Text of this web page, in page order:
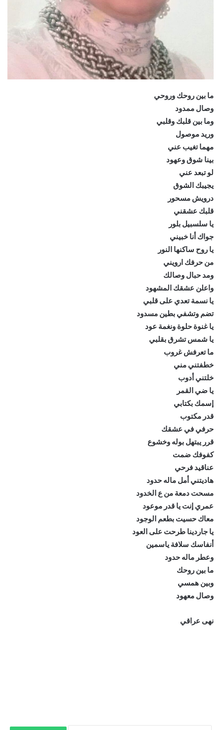
ما بين روحك وروحي
وصال ممدود
وما بين قلبك وقلبي
وريد موصول
مهما تغيب عني
بينا شوق وعهود
لو تبعد عني
يجيبك الشوق
درويش مسحور
قلبك عشقني
يا سلسبيل بلور
جواك أنا خبيني
يا روح ساكنها النور
من حرفك ارويني
ومد حبال وصالك
واعلن عشقك المشهود
يا نسمة تعدي على قلبي
تضم وتشفي بطين مسدود
يا غنوة حلوة ونغمة عود
يا شمس تشرق بقلبي
ما تعرفش غروب
خطفتني مني
خلتني أدوب
يا ضي القمر
إسمك بكتابي
قدر مكتوب
حرفي في عشقك
قرر يبتهل بوله وخشوع
كفوفك ضمت
عناقيد فرحي
هاديتني أمل ماله حدود
مسحت دمعة من ع الخدود
عمري إنت يا قدر موعود
معاك حسيت بطعم الوجود
يا جاردينا طرحت على العود
أنفاسك سلافة ياسمين
وعطر ماله حدود
ما بين روحك
وبين همسي
وصال معهود
نهى عراقي